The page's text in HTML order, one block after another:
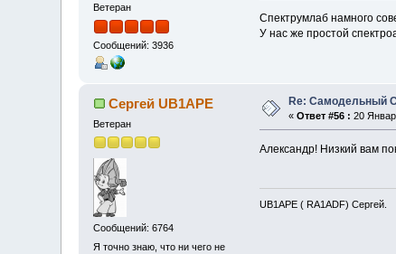
Ветеран
Сообщений: 3936
Спектрумлаб намного
У нас же простой
Сергей UB1APE
Ветеран
Сообщений: 6764
Я точно знаю, что ни чего не
Re: Самодельный
«Ответ #56 : 20
Александр! Низкий вам
UB1APE ( RA1ADF) Сергей.